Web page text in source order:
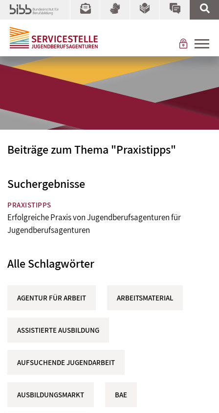
Beiträge zum Thema "Praxistipps"
Suchergebnisse
PRAXISTIPPS
Erfolgreiche Praxis von Jugendberufsagenturen für
Jugendberufsagenturen
Alle Schlagwörter
AGENTUR FÜR ARBEIT ARBEITSMATERIAL
ASSISTIERTE AUSBILDUNG
AUFSUCHENDE JUGENDARBEIT
AUSBILDUNGSMARKT BAE